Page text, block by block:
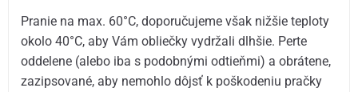
Pranie na max. 60°C, doporučujeme však nižšie teploty
okolo 40°C, aby Vám obliečky vydržali dlhšie. Perte
oddelene (alebo iba s podobnými odtieňmi) a obrátene,
zazipsované, aby nemohlo dôjsť k poškodeniu pračky